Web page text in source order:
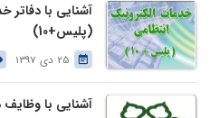
آشنایی با دفاتر
(پلیس+10)
25 دی 1397
آشنایی با وظایف